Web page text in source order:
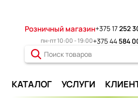
Розничный магазин+375 17252
пн-пт 10:00 - 19:00+375 44 584
КАТАЛОГ УСЛУГИ